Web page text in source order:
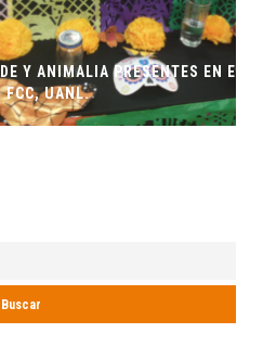
PRESENTES EN EL DÍA DE